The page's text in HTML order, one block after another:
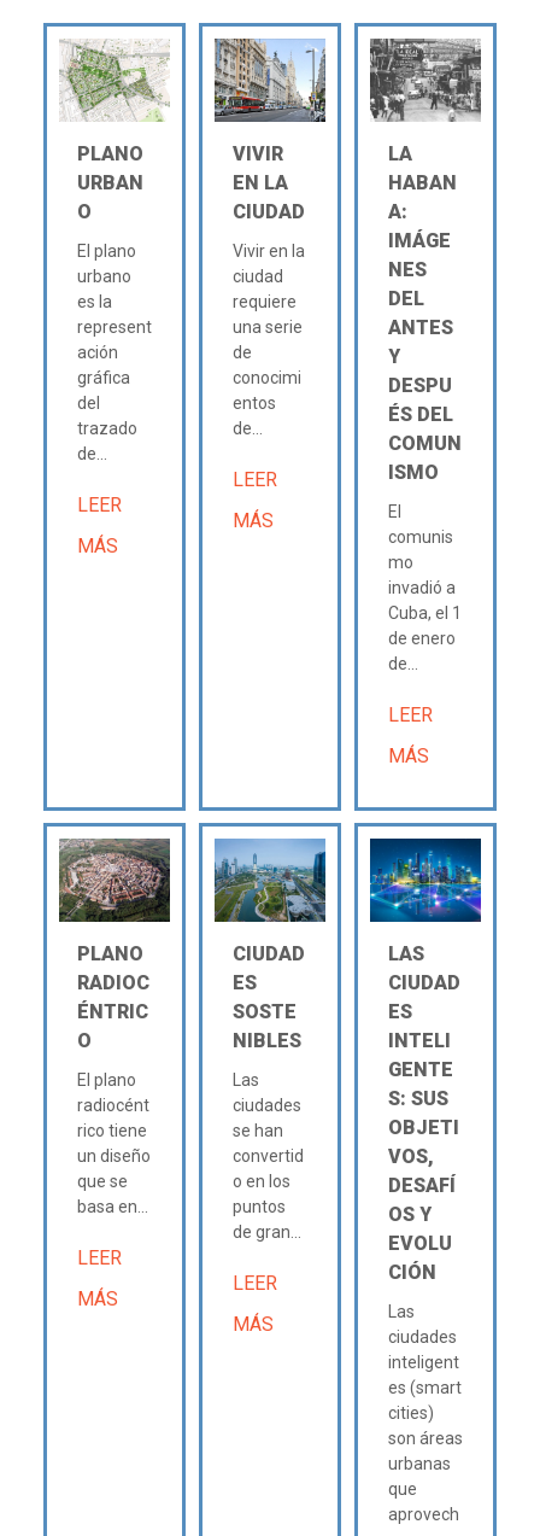
PLANO
URBAN
O
El plano
urbano
es la
represent
ación
gráfica
del
trazado
de...
LEER
MÁS
VIVIR
EN LA
CIUDAD
Vivir en la
ciudad
requiere
una serie
de
conocimi
entos
de...
LEER
MÁS
LA
HABAN
A:
IMÁGE
NES
DEL
ANTES
Y
DESPU
ÉS DEL
COMUN
ISMO
El
comunis
mo
invadió a
Cuba, el 1
de enero
de...
LEER
MÁS
PLANO
RADIOC
ÉNTRIC
O
El plano
radiocént
rico tiene
un diseño
que se
basa en...
LEER
MÁS
CIUDAD
ES
SOSTE
NIBLES
Las
ciudades
se han
convertid
o en los
puntos
de gran...
LEER
MÁS
LAS
CIUDAD
ES
INTELI
GENTE
S: SUS
OBJETI
VOS,
DESAFÍ
OS Y
EVOLU
CIÓN
Las
ciudades
inteligent
es (smart
cities)
son áreas
urbanas
que
aprovech